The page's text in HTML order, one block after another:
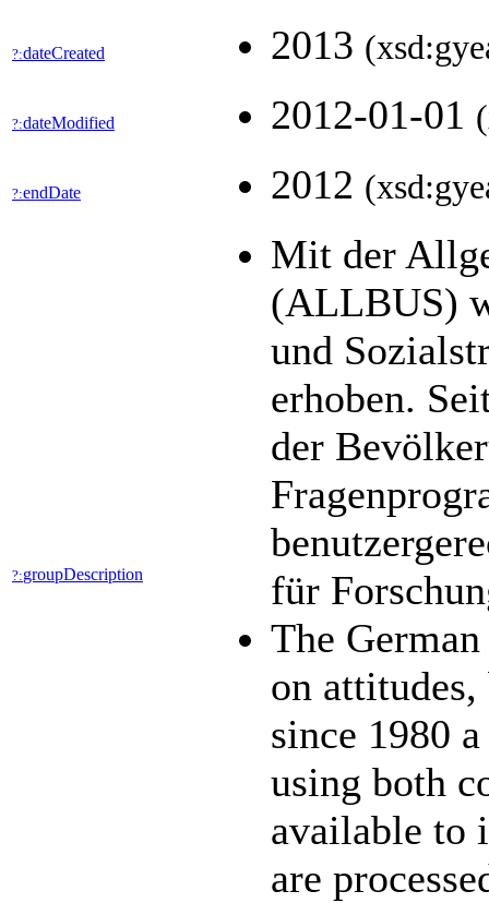
?:dateCreated 2013
?:dateModified 2012-01-01
?:endDate 2012
?:groupDescription
Mit der
(ALLBUS)
und
erhoben.
der
für
The
on
since 1980
using both
available to
are